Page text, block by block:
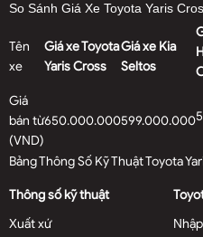
So Sánh Giá Xe Toyota Yaris
Tên
xe
Giá xe Toyota
Yaris Cross
Giá xe Kia
Seltos
Giá
bán từ
(VND)
650.000.000599.000.000
Bảng Thông Số Kỹ Thuật Toyota
Thông số kỹ thuật
Xuất xứ